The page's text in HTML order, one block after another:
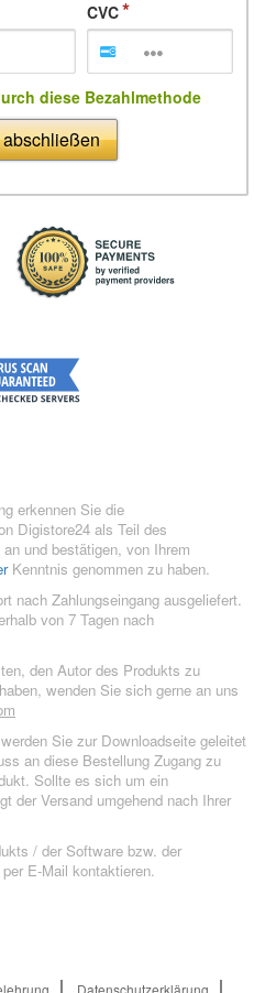
CVC
diese Bezahlmethode
erkennen Sie die
Digistore24 als Teil des
und bestätigen, von Ihrem
Kenntnis genommen zu haben.
nach Zahlungseingang ausgeliefert.
von 7 Tagen nach
den Autor des Produkts zu
wenden Sie sich gerne an uns
Sie zur Downloadseite geleitet
an diese Bestellung Zugang zu
Sollte es sich um ein
der Versand umgehend nach Ihrer
/ der Software bzw. der
E-Mail kontaktieren.